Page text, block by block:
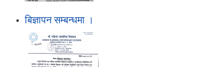
बिज्ञापन सम्बन्धमा ।